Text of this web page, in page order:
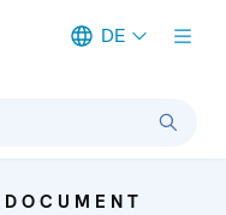
DE